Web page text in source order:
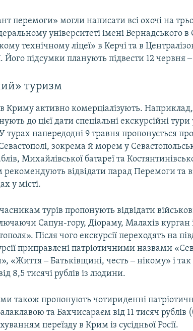
перемоги» могли написати всі охочі на
університеті імені Вернадського в
технічному ліцеї» в Керчі та в
Його підсумки планують підвести 12 червня ‒
туризм
активно комерціалізують. Наприклад,
до цієї дати спеціальні екскурсійні
турах напередодні 9 травня пропонується
зокрема й морем у
Михайлівської батареї та
рекомендують відвідати парад Перемоги та
у місті.
турів пропонують відвідати
Сапун-гору, Діораму, Малахів
Після чого екскурсії переходять на
приправлені патріотичними назвами
«Життя ‒ Батьківщині, честь ‒ нікому» і
8,5 тисячі рублів із людини.
також пропонують чотириденні
та Бахчисараєм від 11 тисяч рублів
переїзду в Крим із сусідньої Росії.